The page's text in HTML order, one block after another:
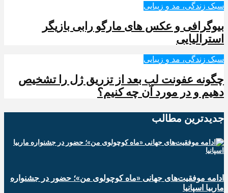
سبک زندگی، مد و زیبایی
بیوگرافی و عکس های مارگو رابی بازیگر
استرالیایی
سبک زندگی، مد و زیبایی
چگونه عفونت لب بعد از تزریق ژل را تشخیص
دهیم و در مورد آن چه کنیم؟
جدیدترین‌ مطالب
ادامه موفقیت‌های جهانی «ماه کوچولوی من»؛ حضور در جشنواره
ماربیا اسپانیا